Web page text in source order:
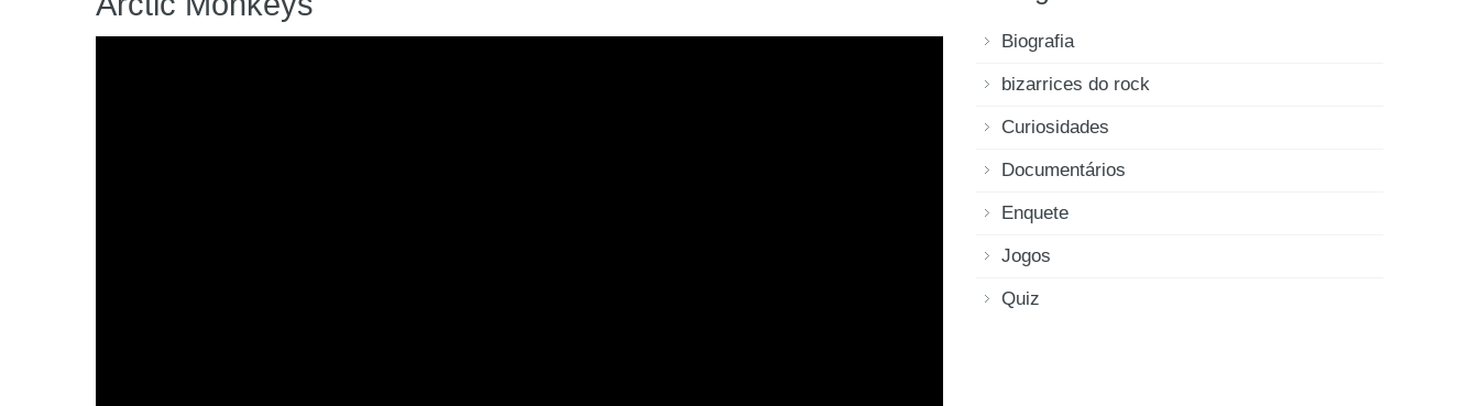
Biografia
bizarrices do rock
Curiosidades
Documentários
Enquete
Jogos
Quiz